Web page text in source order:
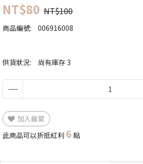
NT$80 NT$100
商品編號: 006916008
供貨狀況: 尚有庫存 3
加入最愛
此商品可以折抵紅利 6 點